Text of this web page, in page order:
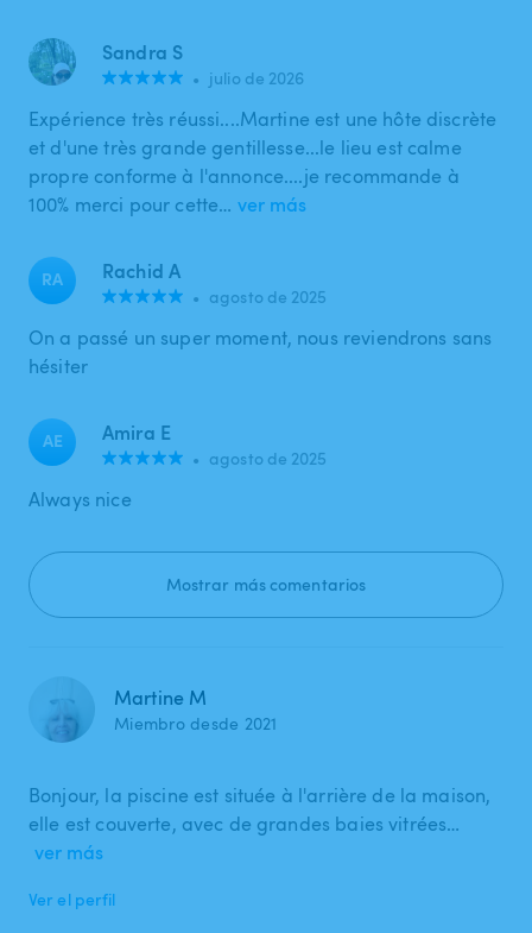
Sandra S
• julio de 2026
Expérience très réussi....Martine est une hôte discrète
et d'une très grande gentillesse...le lieu est calme
propre conforme à l'annonce....je recommande à
100% merci pour cette… ver más
RA Rachid A
• agosto de 2025
On a passé un super moment, nous reviendrons sans
hésiter
AE Amira E
• agosto de 2025
Always nice
Mostrar más comentarios
Martine M
Miembro desde 2021
Bonjour, la piscine est située à l'arrière de la maison,
elle est couverte, avec de grandes baies vitrées…
ver más
Ver el perfil